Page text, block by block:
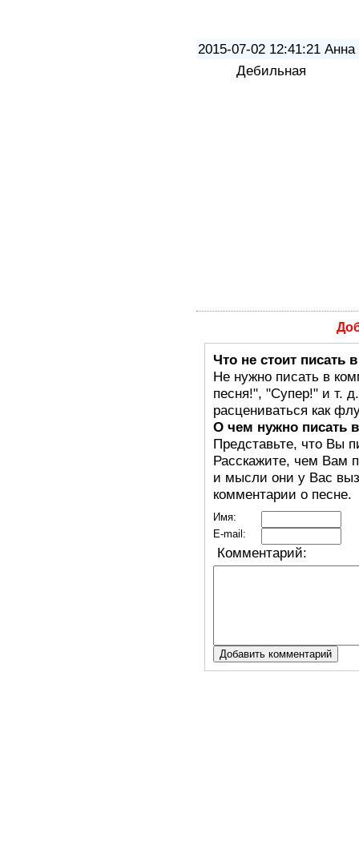
2015-07-02 12:41:21 Анна
Дебильная
Что не стоит писать
Не нужно писать в
песня!", "Супер!" и т.
расцениваться как
О чем нужно писать
Представьте, что Вы
Расскажите, чем Вам
и мысли они у Вас
комментарии о песне.
Имя:
E-mail:
Комментарий: